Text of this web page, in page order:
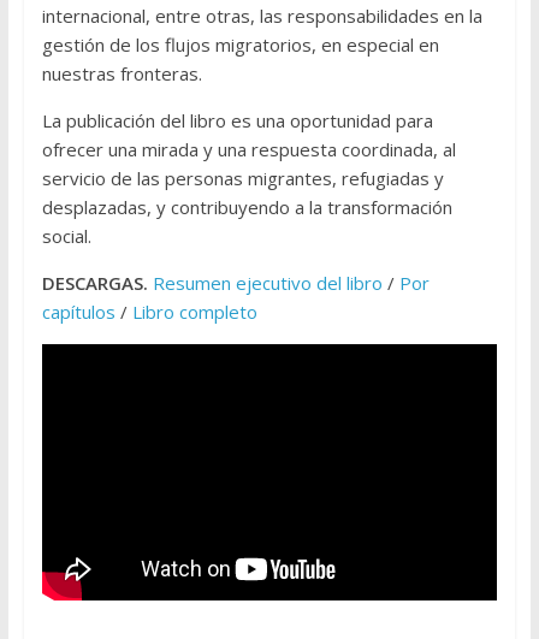
internacional, entre otras, las responsabilidades en la
gestión de los flujos migratorios, en especial en
nuestras fronteras.
La publicación del libro es una oportunidad para
ofrecer una mirada y una respuesta coordinada, al
servicio de las personas migrantes, refugiadas y
desplazadas, y contribuyendo a la transformación
social.
DESCARGAS. Resumen ejecutivo del libro / Por
capítulos / Libro completo